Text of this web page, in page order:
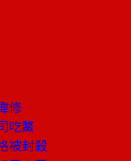
修
吃鱉
被封殺